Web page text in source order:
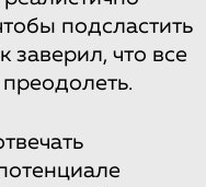
подсластить
что все